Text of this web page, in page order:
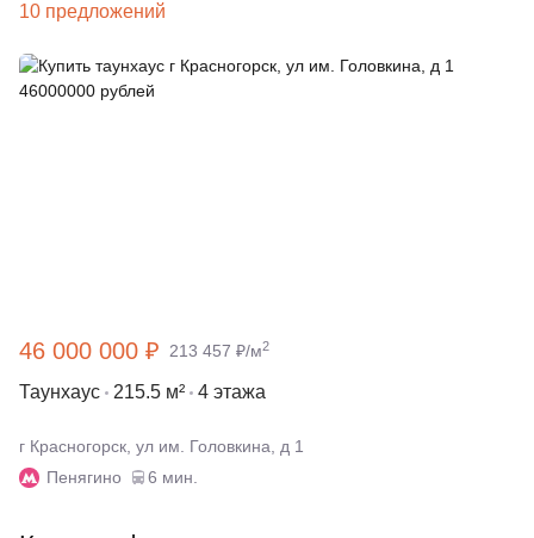
10 предложений
46 000 000 ₽ 213 457 ₽/м2
Таунхаус 215.5 м² 4 этажа
г Красногорск, ул им. Головкина, д 1
Пенягино
6 мин.